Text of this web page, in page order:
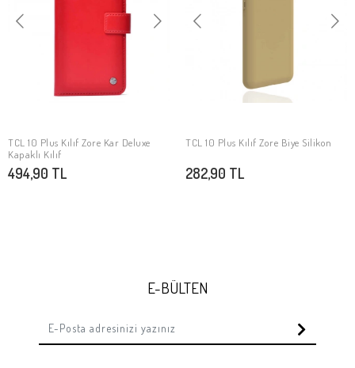
SEPETE EKLE
TCL 10 Plus Kılıf Zore Kar Deluxe
Kapaklı Kılıf
494,90 TL
SEPETE EKLE
TCL 10 Plus Kılıf Zore Biye Silikon
282,90 TL
E-BÜLTEN